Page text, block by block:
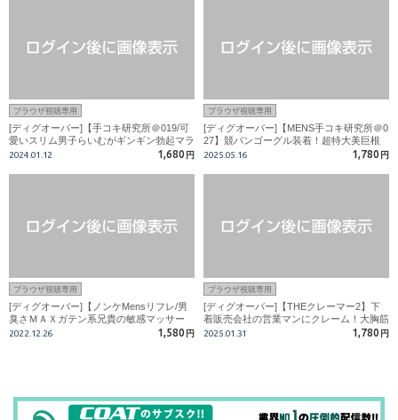
ブラウザ視聴専用
[ディグオーバー]【手コキ研究所＠019/可
愛いスリム男子らいむがギンギン勃起マラ
からぶっ飛び射精！！】
2024.01.12 1,680 円
ブラウザ視聴専用
[ディグオーバー]【MENS手コキ研究所＠0
27】競パンゴーグル装着！超特大美巨根
はギン勃ち！！初登場の祥くんの痴態映像
2025.05.16 1,780 円
ブラウザ視聴専用
[ディグオーバー]【ノンケMensリフレ/男
臭さＭＡＸガテン系兄貴の敏感マッサー
ジ】
2022.12.26 1,580 円
ブラウザ視聴専用
[ディグオーバー]【THEクレーマー2】下
着販売会社の営業マンにクレーム！大胸筋
くっきり真面目エリートの超上反り巨根か
2025.01.31 1,780 円